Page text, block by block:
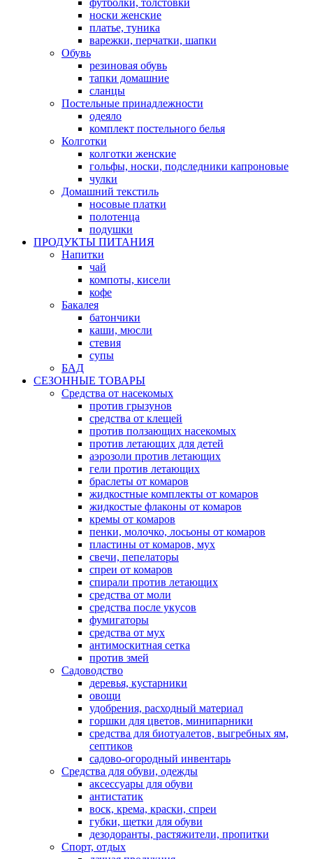
носки женские
платье, туника
варежки, перчатки, шапки
Обувь
резиновая обувь
тапки домашние
сланцы
Постельные принадлежности
одеяло
комплект постельного белья
Колготки
колготки женские
гольфы, носки, подследники капроновые
чулки
Домашний текстиль
носовые платки
полотенца
подушки
ПРОДУКТЫ ПИТАНИЯ
Напитки
чай
компоты, кисели
кофе
Бакалея
батончики
каши, мюсли
стевия
супы
БАД
СЕЗОННЫЕ ТОВАРЫ
Средства от насекомых
против грызунов
средства от клещей
против ползающих насекомых
против летающих для детей
аэрозоли против летающих
гели против летающих
браслеты от комаров
жидкостные комплекты от комаров
жидкостые флаконы от комаров
кремы от комаров
пенки, молочко, лосьоны от комаров
пластины от комаров, мух
свечи, пепелаторы
спреи от комаров
спирали против летающих
средства от моли
средства после укусов
фумигаторы
средства от мух
антимоскитная сетка
против змей
Садоводство
деревья, кустарники
овощи
удобрения, расходный материал
горшки для цветов, минипарники
средства для биотуалетов, выгребных ям,
септиков
садово-огородный инвентарь
Средства для обуви, одежды
аксессуары для обуви
антистатик
воск, крема, краски, спреи
губки, щетки для обуви
дезодоранты, растяжители, пропитки
Спорт, отдых